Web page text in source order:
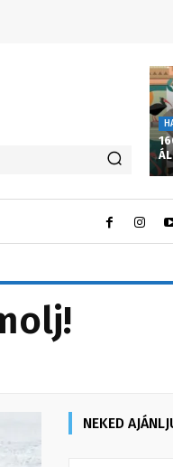
NEKED